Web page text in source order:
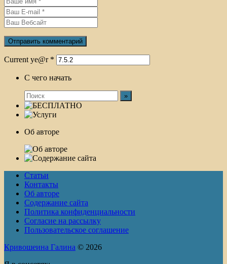
Current ye@r *
С чего начать
Об авторе
Статьи
Контакты
Об авторе
Содержание сайта
Политика конфиденциальности
Согласие на рассылку
Пользовательское соглашение
Кривошеина Галина © 2026